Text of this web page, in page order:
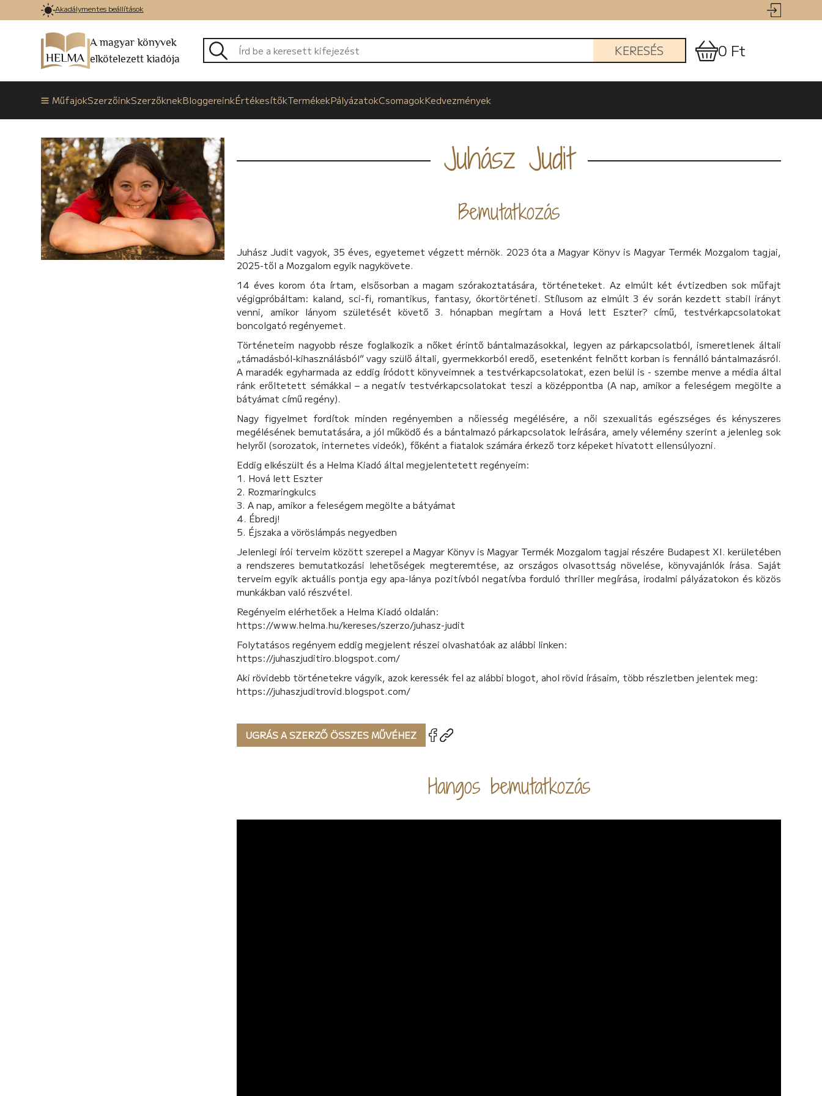
Akadálymentes beállítások
A magyar könyvek
elkötelezett kiadója
KERESÉS 0 Ft
MűfajokSzerzőinkSzerzőknekBloggereinkÉrtékesítőkTermékekPályázatokCsomagokKedvezmények
Juhász Judit
Bemutatkozás
Juhász Judit vagyok, 35 éves, egyetemet végzett mérnök. 2023 óta a Magyar Könyv is Magyar Termék Mozgalom tagjai,
2025-től a Mozgalom egyik nagykövete.
14 éves korom óta írtam, elsősorban a magam szórakoztatására, történeteket. Az elmúlt két évtizedben sok műfajt
végigpróbáltam: kaland, sci-fi, romantikus, fantasy, ókortörténeti. Stílusom az elmúlt 3 év során kezdett stabil irányt
venni, amikor lányom születését követő 3. hónapban megírtam a Hová lett Eszter? című, testvérkapcsolatokat
boncolgató regényemet.
Történeteim nagyobb része foglalkozik a nőket érintő bántalmazásokkal, legyen az párkapcsolatból, ismeretlenek általi
„támadásból-kihasználásból” vagy szülő általi, gyermekkorból eredő, esetenként felnőtt korban is fennálló bántalmazásról.
A maradék egyharmada az eddig íródott könyveimnek a testvérkapcsolatokat, ezen belül is - szembe menve a média által
ránk erőltetett sémákkal – a negatív testvérkapcsolatokat teszi a középpontba (A nap, amikor a feleségem megölte a
bátyámat című regény).
Nagy figyelmet fordítok minden regényemben a nőiesség megélésére, a női szexualitás egészséges és kényszeres
megélésének bemutatására, a jól működő és a bántalmazó párkapcsolatok leírására, amely vélemény szerint a jelenleg sok
helyről (sorozatok, internetes videók), főként a fiatalok számára érkező torz képeket hivatott ellensúlyozni.
Eddig elkészült és a Helma Kiadó által megjelentetett regényeim:
1. Hová lett Eszter
2. Rozmaringkulcs
3. A nap, amikor a feleségem megölte a bátyámat
4. Ébredj!
5. Éjszaka a vöröslámpás negyedben
Jelenlegi írói terveim között szerepel a Magyar Könyv is Magyar Termék Mozgalom tagjai részére Budapest XI. kerületében
a rendszeres bemutatkozási lehetőségek megteremtése, az országos olvasottság növelése, könyvajánlók írása. Saját
terveim egyik aktuális pontja egy apa-lánya pozitívból negatívba forduló thriller megírása, irodalmi pályázatokon és közös
munkákban való részvétel.
Regényeim elérhetőek a Helma Kiadó oldalán:
https://www.helma.hu/kereses/szerzo/juhasz-judit
Folytatásos regényem eddig megjelent részei olvashatóak az alábbi linken:
https://juhaszjuditiro.blogspot.com/
Aki rövidebb történetekre vágyik, azok keressék fel az alábbi blogot, ahol rövid írásaim, több részletben jelentek meg:
https://juhaszjuditrovid.blogspot.com/
UGRÁS A SZERZŐ ÖSSZES MŰVÉHEZ
Hangos bemutatkozás